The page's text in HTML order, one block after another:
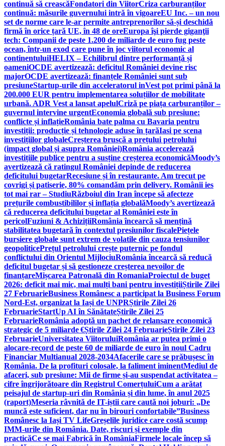
continuă să creascăFondatori din ViitorCriza carburanților
continuă: măsurile guvernului intră în vigoareEU Inc. – un nou
set de norme care le-ar permite antreprenorilor să-și deschidă
firmă în orice țară UE, în 48 de oreEuropa îşi pierde giganţii
tech: Companii de peste 1.200 de miliarde de euro fug peste
ocean, într-un exod care pune în joc viitorul economic al
continentuluiHELIX – Echilibrul dintre performanță și
oameniOCDE avertizează: deficitul României devine risc
majorOCDE avertizează: finanțele României sunt sub
presiuneStartup-urile din acceleratorul inVest pot primi până la
200.000 EUR pentru implementarea soluțiilor de mobilitate
urbană. ADR Vest a lansat apelulCriză pe piața carburanților –
guvernul intervine urgentEconomia globală sub presiune:
conflicte și inflațieRomânia bate palma cu Bavaria pentru
investiții: producție și tehnologie aduse în țarăIasi pe scena
investițiilor globaleCreșterea bruscă a prețului petrolului
(impact global și asupra României)România accelerează
investițiile publice pentru a susține creșterea economicăMoody’s
avertizează că ratingul României depinde de reducerea
deficitului bugetarRecesiune și în restaurante. Am trecut pe
covrigi și patiserie, 80% comandăm prin delivery. Românii ies
tot mai rar – StudiuRăzboiul din Iran începe să afecteze
prețurile combustibililor și inflația globalăMoody’s avertizează
că reducerea deficitului bugetar al României este în
pericolFuziuni & AchizițiiRomânia încearcă să mențină
stabilitatea bugetară în contextul presiunilor fiscalePiețele
bursiere globale sunt extrem de volatile din cauza tensiunilor
geopoliticePrețul petrolului crește puternic pe fondul
conflictului din Orientul MijlociuRomânia încearcă să reducă
deficitul bugetar și să gestioneze creșterea nevoilor de
finanțareMișcarea Patronală din RomaniaProiectul de buget
2026: deficit mai mic, mai mulți bani pentru investițiiȘtirile Zilei
27 FebruarieBusiness Românesc a participat la Business Forum
Nord-Est, organizat la Iași de UNPRȘtirile Zilei 26
FebruarieStartUp AI în SănătateȘtirile Zilei 25
FebruarieRomânia adoptă un pachet de relansare economică
strategic de 5 miliarde €Știrile Zilei 24 FebruarieȘtirile Zilei 23
FebruarieUniversitatea ViitoruluiRomânia ar putea primi o
alocare-record de peste 60 de miliarde de euro în noul Cadru
Financiar Multianual 2028-2034Afacerile care se prăbușesc în
România. De la profituri colosale, la faliment iminentMediul de
afaceri, sub presiune: Mii de firme și-au suspendat activitatea –
cifre îngrijorătoare din Registrul ComerțuluiCum a arătat
peisajul de startup-uri din România și din lume, în anul 2025
(raport)Meseria râvnită de IT-iștii care caută noi joburi: „De
muncă este suficient, dar nu în birouri confortabile”Business
Românesc la Iași TV LifeGreșelile juridice care costă scump
IMM-urile din România. Date, riscuri și exemple din
practicăCe se mai Fabrică în RomâniaFirmele locale încep să